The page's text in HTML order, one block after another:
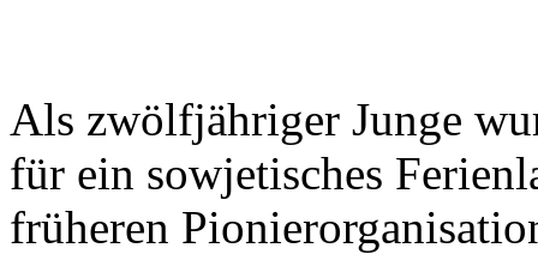
Als zwölfjähriger Junge
für ein sowjetisches
früheren